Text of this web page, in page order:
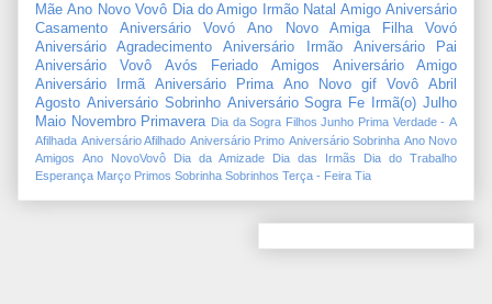
Mãe Ano Novo Vovô Dia do Amigo Irmão Natal Amigo Aniversário
Casamento
Aniversário Vovó Ano Novo Amiga Filha
Vovó
Aniversário Agradecimento
Aniversário Irmão
Aniversário Pai
Aniversário Vovô
Avós Feriado Amigos
Aniversário Amigo
Aniversário Irmã
Aniversário Prima Ano Novo gif Vovô
Abril
Agosto Aniversário Sobrinho Aniversário Sogra Fe Irmã(o) Julho
Maio Novembro Primavera Dia da Sogra Filhos Junho Prima Verdade - A
Afilhada Aniversário Afilhado Aniversário Primo Aniversário Sobrinha Ano Novo
Amigos
Ano NovoVovô Dia da Amizade Dia das Irmãs
Dia do Trabalho
Esperança Março Primos Sobrinha Sobrinhos Terça - Feira Tia